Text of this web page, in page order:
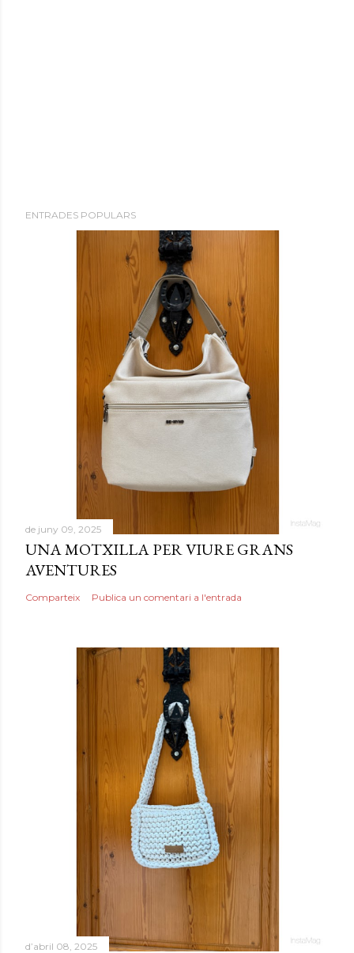
ENTRADES POPULARS
de juny 09, 2025
UNA MOTXILLA PER VIURE GRANS
AVENTURES
Comparteix Publica un comentari a l'entrada
d’abril 08, 2025